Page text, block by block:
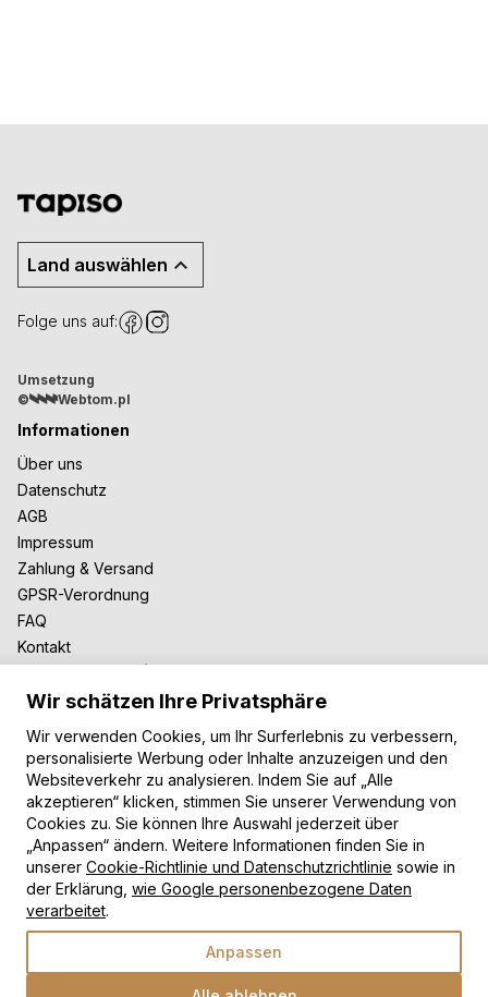
Land auswählen
Folge uns auf:
Umsetzung
©
Webtom.pl
Informationen
Über uns
Datenschutz
AGB
Impressum
Zahlung & Versand
GPSR-Verordnung
FAQ
Kontakt
Zusammenarbeit
Für Blogger
B2B-Zusammenarbeit
Unsere Teppiche
Moderne Teppiche
Vintage Teppiche
Shaggy Teppiche
Kinderteppiche
Zahlungsarten
Wir schätzen Ihre Privatsphäre
Wir verwenden Cookies, um Ihr Surferlebnis zu verbessern,
personalisierte Werbung oder Inhalte anzuzeigen und den
Websiteverkehr zu analysieren. Indem Sie auf „Alle
akzeptieren“ klicken, stimmen Sie unserer Verwendung von
Cookies zu. Sie können Ihre Auswahl jederzeit über
„Anpassen“ ändern. Weitere Informationen finden Sie in
unserer Cookie-Richtlinie und Datenschutzrichtlinie sowie in
der Erklärung, wie Google personenbezogene Daten
verarbeitet.
Anpassen